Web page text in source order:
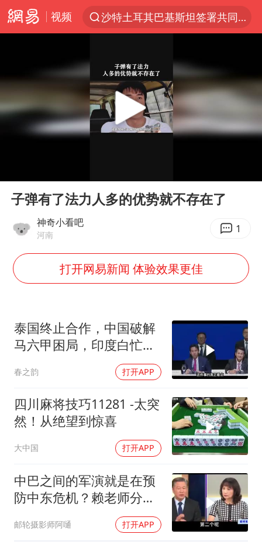
视频
沙特土耳其巴基斯坦签署共同防务协议
泉州市委书记张毅恭被查
台风白海豚已进入24小时警戒线
台风白海豚或吞并鲸鱼 登陆地点更新
国防部：坚决反制任何闹海挑衅图谋
胡彦斌韩磊 谁帮谁
秋天的第一杯奶茶到底有多火
38岁演员求职万岁山NPC成功
我国外贸延续良好增长态势
胜宏科技：股票交易异常波动
夯实基础开新局
Play
子弹有了法力人多的优势就不存在了
神奇小看吧
河南 1
打开网易新闻 体验效果更佳
泰国终止合作，中国破解
马六甲困局，印度白忙一
春之韵 打开APP
四川麻将技巧11281 -太突
然！从绝望到惊喜
大中国 打开APP
中巴之间的军演就是在预
防中东危机？赖老师分析
邮轮摄影师阿嗵 打开APP